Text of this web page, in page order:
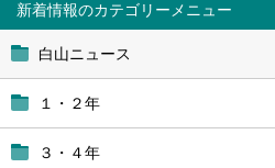
新着情報
白山ニュース
１・２年
３・４年